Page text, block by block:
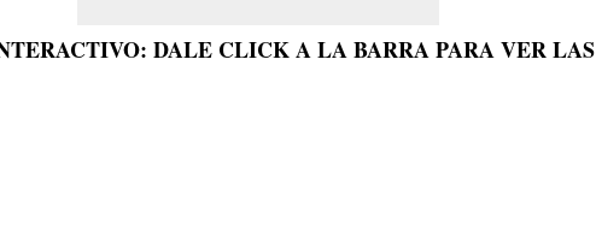
DALE CLICK A LA BARRA PARA VER LAS